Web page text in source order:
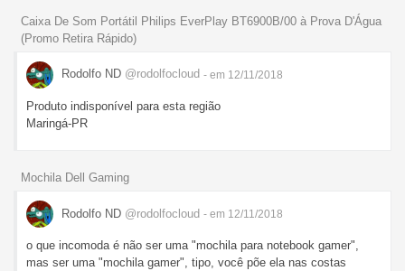
Caixa De Som Portátil Philips EverPlay BT6900B/00 à Prova D'Água
(Promo Retira Rápido)
Rodolfo ND @rodolfocloud - em 12/11/2018
Produto indisponível para esta região
Maringá-PR
Mochila Dell Gaming
Rodolfo ND @rodolfocloud - em 12/11/2018
o que incomoda é não ser uma "mochila para notebook gamer",
mas ser uma "mochila gamer", tipo, você põe ela nas costas